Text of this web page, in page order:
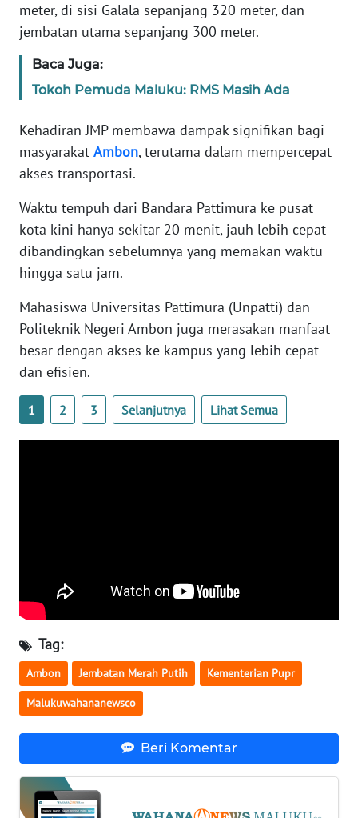
meter, di sisi Galala sepanjang 320 meter, dan
jembatan utama sepanjang 300 meter.
Baca Juga:
Tokoh Pemuda Maluku: RMS Masih Ada
Kehadiran JMP membawa dampak signifikan bagi
masyarakat Ambon, terutama dalam mempercepat
akses transportasi.
Waktu tempuh dari Bandara Pattimura ke pusat
kota kini hanya sekitar 20 menit, jauh lebih cepat
dibandingkan sebelumnya yang memakan waktu
hingga satu jam.
Mahasiswa Universitas Pattimura (Unpatti) dan
Politeknik Negeri Ambon juga merasakan manfaat
besar dengan akses ke kampus yang lebih cepat
dan efisien.
1 2 3 Selanjutnya Lihat Semua
Tag:
Ambon Jembatan Merah Putih Kementerian Pupr
Malukuwahananewsco
Beri Komentar
WN
WN
PAPUA
WN
BARAT
WN
WN
SERAMBI
WN
JAMBI
SULTENG
WN
SULBAR
WN
BABEL
WN